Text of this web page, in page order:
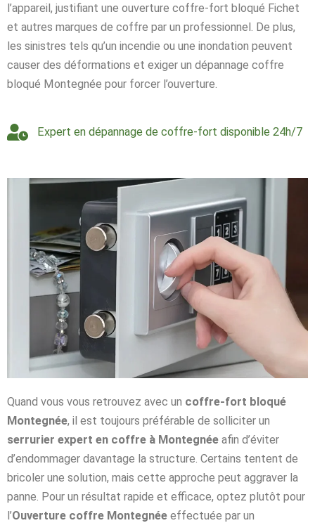
l’appareil, justifiant une ouverture coffre-fort bloqué Fichet
et autres marques de coffre par un professionnel. De plus,
les sinistres tels qu’un incendie ou une inondation peuvent
causer des déformations et exiger un dépannage coffre
bloqué Montegnée pour forcer l’ouverture.
Expert en dépannage de coffre-fort disponible 24h/7
Quand vous vous retrouvez avec un coffre-fort bloqué
Montegnée, il est toujours préférable de solliciter un
serrurier expert en coffre à Montegnée afin d’éviter
d’endommager davantage la structure. Certains tentent de
bricoler une solution, mais cette approche peut aggraver la
panne. Pour un résultat rapide et efficace, optez plutôt pour
l’Ouverture coffre Montegnée effectuée par un